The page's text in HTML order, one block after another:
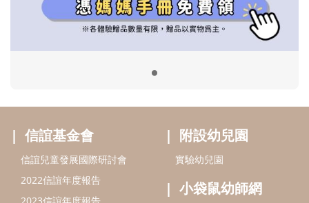
2022信誼年度報告
2023信誼年度報告
2024信誼年度報告
好孕袋
分齡育兒電子報
線上教養諮詢
小袋鼠幼師網